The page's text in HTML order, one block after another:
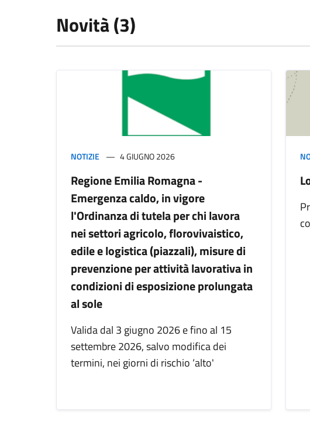
Novità (3)
NOTIZIE 4 GIUGNO 2026
Regione Emilia Romagna -
Emergenza caldo, in vigore
l'Ordinanza di tutela per chi lavora
nei settori agricolo, florovivaistico,
edile e logistica (piazzali), misure di
prevenzione per attività lavorativa in
condizioni di esposizione prolungata
al sole
Valida dal 3 giugno 2026 e fino al 15
settembre 2026, salvo modifica dei
termini, nei giorni di rischio ‘alto'